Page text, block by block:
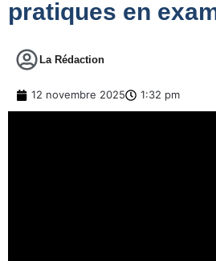
pratiques en
La Rédaction
12 novembre 2025 1:32 pm